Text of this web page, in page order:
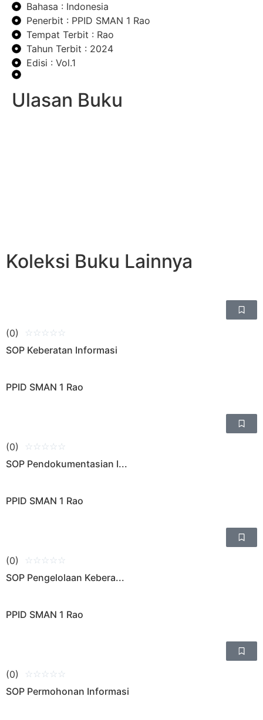
Bahasa : Indonesia
Penerbit : PPID SMAN 1 Rao
Tempat Terbit : Rao
Tahun Terbit : 2024
Edisi : Vol.1
Ulasan Buku
Koleksi Buku Lainnya
(0) ☆☆☆☆☆
SOP Keberatan Informasi
PPID SMAN 1 Rao
(0) ☆☆☆☆☆
SOP Pendokumentasian I...
PPID SMAN 1 Rao
(0) ☆☆☆☆☆
SOP Pengelolaan Kebera...
PPID SMAN 1 Rao
(0) ☆☆☆☆☆
SOP Permohonan Informasi